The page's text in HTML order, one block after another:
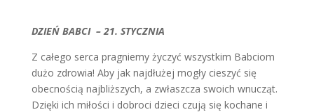
DZIEŃ BABCI – 21. STYCZNIA
Z całego serca pragniemy życzyć wszystkim Babciom
dużo zdrowia! Aby jak najdłużej mogły cieszyć się
obecnością najbliższych, a zwłaszcza swoich wnucząt.
Dzięki ich miłości i dobroci dzieci czują się kochane i